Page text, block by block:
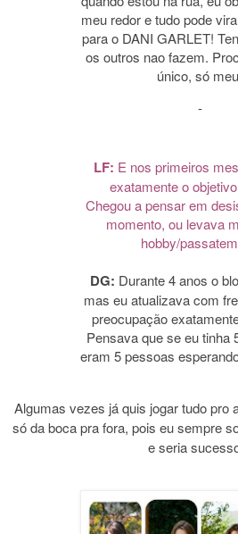
meu redor e tudo pode
para o DANI GARLET!
os outros nao fazem.
único, só
-
LF: E nos primeiros
exatamente o
Chegou a pensar em
momento, ou levava
hobby/
DG: Durante 4 anos o
mas eu atualizava com
preocupação
Pensava que se eu tinha
eram 5 pessoas
Algumas vezes já quis jogar tudo pro
só da boca pra fora, pois eu sempre
e seria